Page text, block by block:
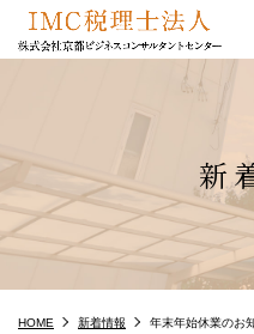
新
HOME 新着情報 年末年始休業のお